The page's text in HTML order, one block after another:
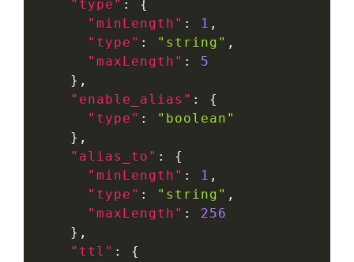
"type" :
{
"minLength" : 1 ,
"type" : "string" ,
"maxLength" :
5
} ,
"enable_alias" :
{
"type" :
"boolean"
} ,
"alias_to" :
{
"minLength" : 1 ,
"type" : "string" ,
"maxLength" :
256
} ,
"ttl" :
{